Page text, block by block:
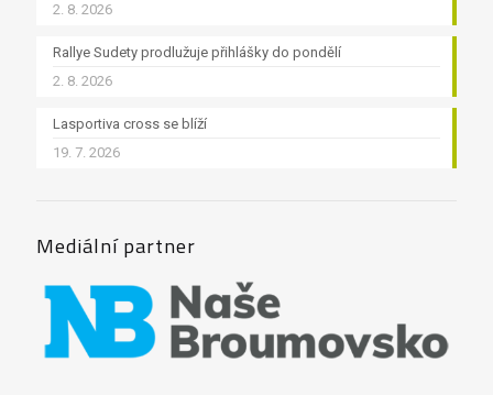
2. 8. 2026
Rallye Sudety prodlužuje přihlášky do pondělí
2. 8. 2026
Lasportiva cross se blíží
19. 7. 2026
Mediální partner